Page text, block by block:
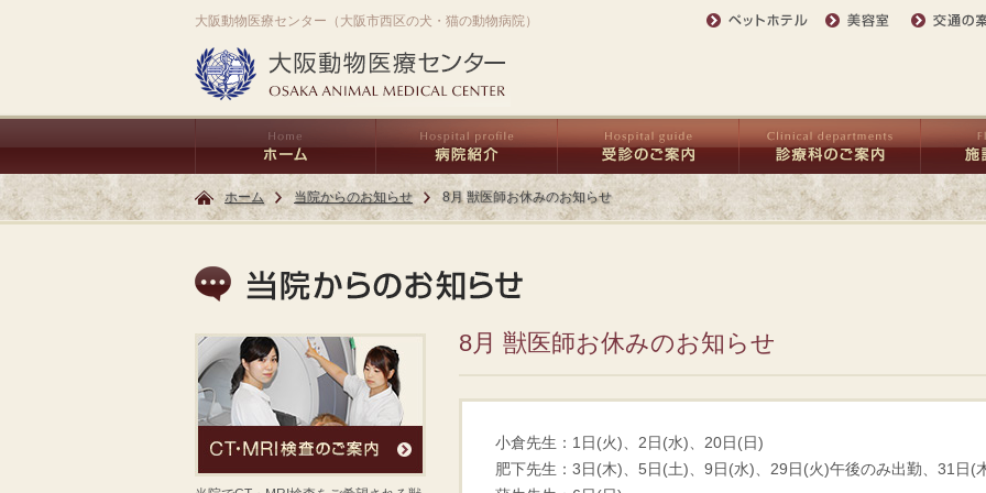
大阪動物医療センター（大阪市西区の犬・猫の動物病院）
ホーム 当院からのお知らせ 8月 獣医師お休みのお知らせ
8月 獣医師お休みのお知らせ
小倉先生：1日(火)、2日(水)、20日(日)
肥下先生：3日(木)、5日(土)、9日(水)、29日(火)午後のみ出勤、31日(